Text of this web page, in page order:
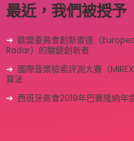
最近，我們被授予
歐盟委員會創新雷達（
Radar）的關鍵創新者
國際音樂檢索評測大賽（
算法
西班牙商會2019年巴賽隆納年